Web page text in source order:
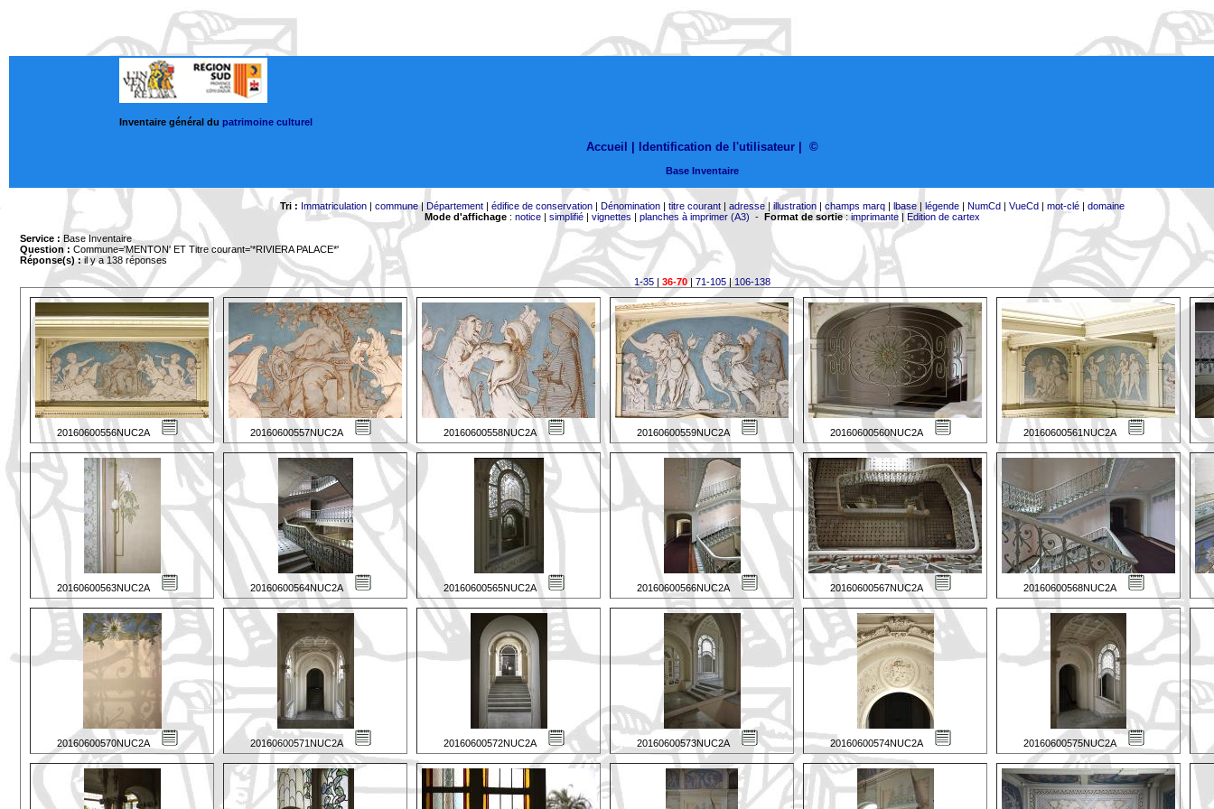
Inventaire général du patrimoine culturel
Accueil | Identification de l'utilisateur ©
Base Inventaire
Tri : Immatriculation| commune| Département| édifice de conservation| Dénomination| titre courant| adresse|illustration| champs marq| lbase| légende| NumCd| VueCd| mot-clé| domaine
Mode d'affichage: notice| simplifié| vignettes | planches à imprimer (A3) - Format de sortie:imprimante| Edition de cartex
Service : Base Inventaire
Question : Commune='MENTON' ET Titre courant='*RIVIERA PALACE*'
Réponse(s) :il y a 138 réponses
1-35| 36-70| 71-105|106-138
20160600556NUC2A 20160600557NUC2A 20160600558NUC2A 20160600559NUC2A 20160600560NUC2A 20160600561NUC2A
20160600563NUC2A 20160600564NUC2A 20160600565NUC2A 20160600566NUC2A 20160600567NUC2A 20160600568NUC2A
20160600570NUC2A 20160600571NUC2A 20160600572NUC2A 20160600573NUC2A 20160600574NUC2A 20160600575NUC2A